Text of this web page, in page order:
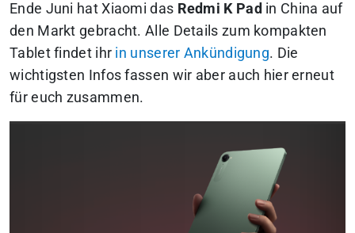
Ende Juni hat Xiaomi das Redmi K Pad in China auf
den Markt gebracht. Alle Details zum kompakten
Tablet findet ihr in unserer Ankündigung. Die
wichtigsten Infos fassen wir aber auch hier erneut
für euch zusammen.